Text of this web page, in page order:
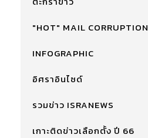
"HOT" MAIL CORRUPTION
INFOGRAPHIC
อิศราอินไซด์
รวมข่าว ISRANEWS
เกาะติดข่าวเลือกตั้ง ปี 66